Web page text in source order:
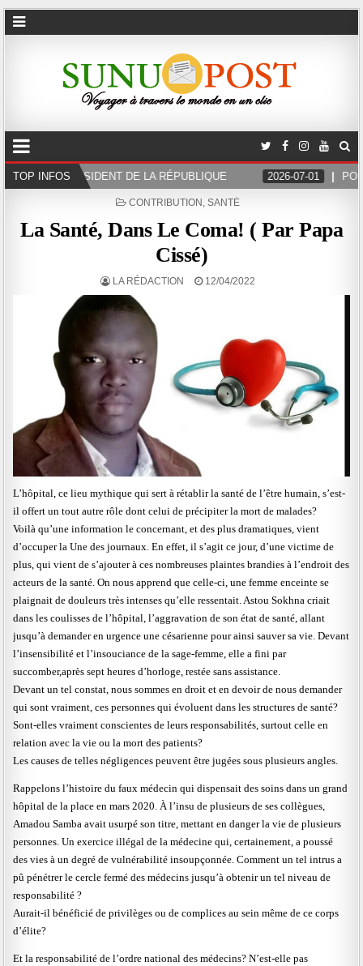
TOP INFOS
LA RÉPUBLIQUE 2026-07-01 POURSUIVI POUR
POSTED
CONTRIBUTION , SANTÉ
La Santé, Dans Le Coma! ( Par Papa
Cissé)
LA RÉDACTION 12/04/2022
L’hôpital, ce lieu mythique qui sert à rétablir la santé de l’être humain, s’est-
il offert un tout autre rôle dont celui de précipiter la mort de malades?
Voilà qu’une information le concernant, et des plus dramatiques, vient
d’occuper la Une des journaux. En effet, il s’agit ce jour, d’une victime de
plus, qui vient de s’ajouter à ces nombreuses plaintes brandies à l’endroit des
acteurs de la santé. On nous apprend que celle-ci, une femme enceinte se
plaignait de douleurs très intenses qu’elle ressentait. Astou Sokhna criait
dans les coulisses de l’hôpital, l’aggravation de son état de santé, allant
jusqu’à demander en urgence une césarienne pour ainsi sauver sa vie. Devant
l’insensibilité et l’insouciance de la sage-femme, elle a fini par
succomber,après sept heures d’horloge, restée sans assistance.
Devant un tel constat, nous sommes en droit et en devoir de nous demander
qui sont vraiment, ces personnes qui évoluent dans les structures de santé?
Sont-elles vraiment conscientes de leurs responsabilités, surtout celle en
relation avec la vie ou la mort des patients?
Les causes de telles négligences peuvent être jugées sous plusieurs angles.
Rappelons l’histoire du faux médecin qui dispensait des soins dans un grand
hôpital de la place en mars 2020. À l’insu de plusieurs de ses collègues,
Amadou Samba avait usurpé son titre, mettant en danger la vie de plusieurs
personnes. Un exercice illégal de la médecine qui, certainement, a poussé
des vies à un degré de vulnérabilité insoupçonnée. Comment un tel intrus a
pû pénétrer le cercle fermé des médecins jusqu’à obtenir un tel niveau de
responsabilité ?
Aurait-il bénéficié de privilèges ou de complices au sein même de ce corps
d’élite?
Et la responsabilité de l’ordre national des médecins? N’est-elle pas